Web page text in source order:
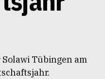
Tübingen am